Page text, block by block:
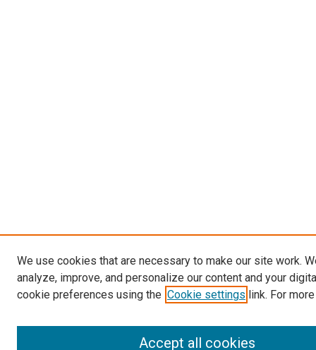
We use cookies that are necessary to make our site work.
analyze, improve, and personalize our content and your
cookie preferences using the Cookie settings link. For
Accept all cookies